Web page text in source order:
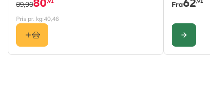
80
89,90
Pris pr. kg:40,46
Fra62
KONFIGURER